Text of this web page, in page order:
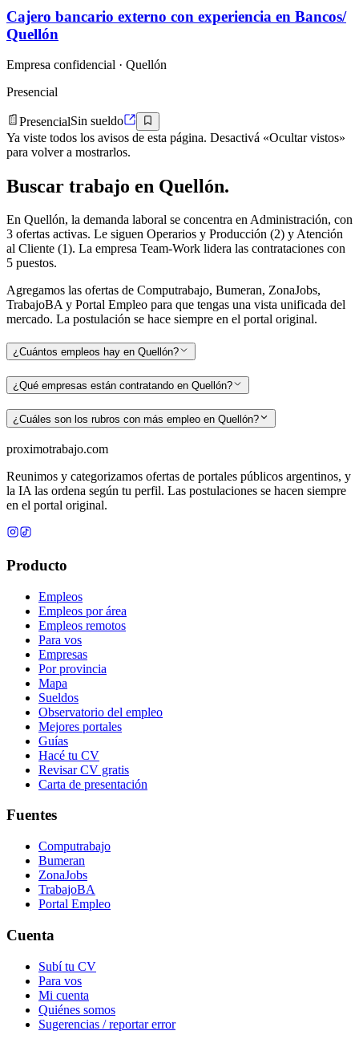
Cajero bancario externo con experiencia en Bancos/
Quellón
Empresa confidencial · Quellón
Presencial
PresencialSin sueldo
Ya viste todos los avisos de esta página. Desactivá «Ocultar vistos»
para volver a mostrarlos.
Buscar trabajo en Quellón.
En Quellón, la demanda laboral se concentra en Administración, con
3 ofertas activas. Le siguen Operarios y Producción (2) y Atención
al Cliente (1). La empresa Team-Work lidera las contrataciones con
5 puestos.
Agregamos las ofertas de Computrabajo, Bumeran, ZonaJobs,
TrabajoBA y Portal Empleo para que tengas una vista unificada del
mercado. La postulación se hace siempre en el portal original.
¿Cuántos empleos hay en Quellón?
¿Qué empresas están contratando en Quellón?
¿Cuáles son los rubros con más empleo en Quellón?
proximotrabajo.com
Reunimos y categorizamos ofertas de portales públicos argentinos, y
la IA las ordena según tu perfil. Las postulaciones se hacen siempre
en el portal original.
Producto
Empleos
Empleos por área
Empleos remotos
Para vos
Empresas
Por provincia
Mapa
Sueldos
Observatorio del empleo
Mejores portales
Guías
Hacé tu CV
Revisar CV gratis
Carta de presentación
Fuentes
Computrabajo
Bumeran
ZonaJobs
TrabajoBA
Portal Empleo
Cuenta
Subí tu CV
Para vos
Mi cuenta
Quiénes somos
Sugerencias / reportar error